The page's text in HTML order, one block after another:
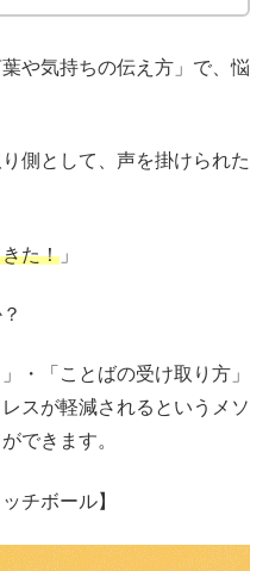
や気持ちの伝え方」で、悩
側として、声を掛けられた
た！ 」
・「ことばの受け取り方」
スが軽減されるというメソ
できます。
チボール】